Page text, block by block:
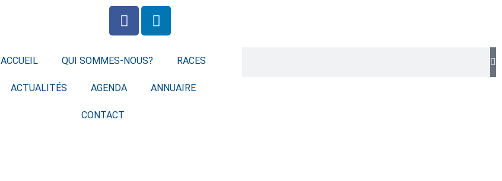
ACCUEIL QUI SOMMES-NOUS? RACES
ACTUALITÉS AGENDA ANNUAIRE
CONTACT